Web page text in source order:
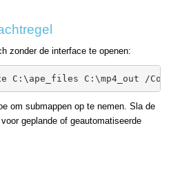
zonder de interface te openen:
C:\ape_files C:\mp4_out /
om submappen op te nemen. Sla de
geplande of geautomatiseerde